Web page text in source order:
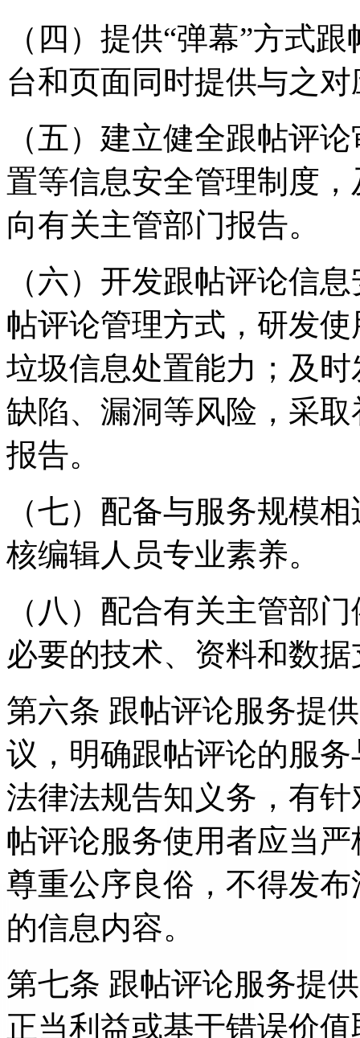
（四）提供“弹幕”方式
台和页面同时提供与之
（五）建立健全跟帖评
置等信息安全管理制度
向有关主管部门报告。
（六）开发跟帖评论信
帖评论管理方式，研发
垃圾信息处置能力；及
缺陷、漏洞等风险，采
报告。
（七）配备与服务规模
核编辑人员专业素养。
（八）配合有关主管部
必要的技术、资料和数
第六条 跟帖评论服务提
议，明确跟帖评论的服
法律法规告知义务，有
帖评论服务使用者应当
尊重公序良俗，不得发
的信息内容。
第七条 跟帖评论服务提
正当利益或基于错误价